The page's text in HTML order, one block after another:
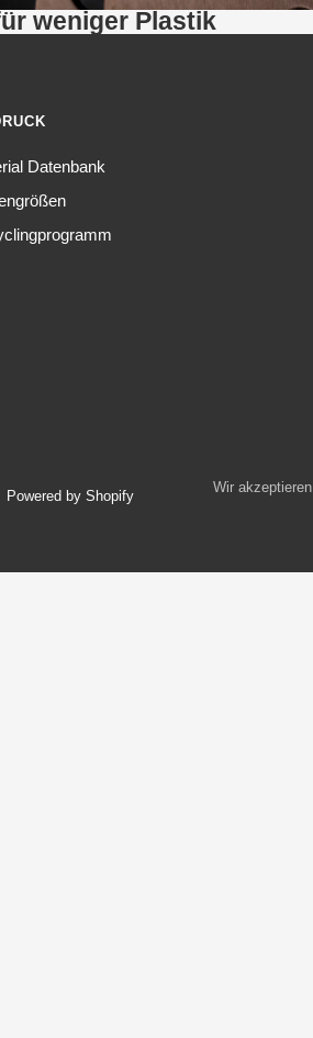
weniger Plastik
Datenbank
Powered by Shopify
Wir akzeptieren